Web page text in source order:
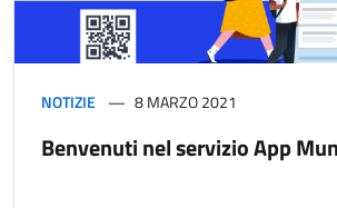
NOTIZIE 8 MARZO 2021
Benvenuti nel servizio App